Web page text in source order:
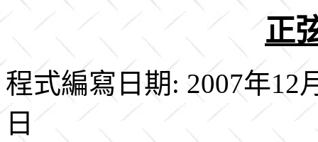
正
程式編寫日期: 2007年12
日